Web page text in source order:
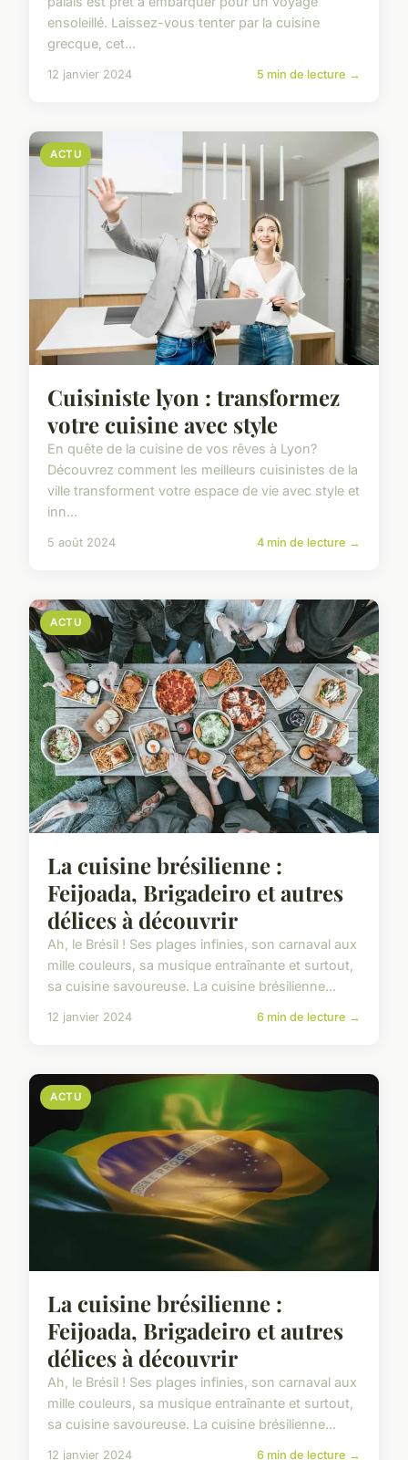
ensoleillé. Laissez-vous tenter par la cuisine
grecque, cet...
12 janvier 2024 5 min de lecture →
ACTU
Cuisiniste lyon : transformez
votre cuisine avec style
En quête de la cuisine de vos rêves à Lyon?
Découvrez comment les meilleurs cuisinistes de la
ville transforment votre espace de vie avec style et
inn...
5 août 2024 4 min de lecture →
ACTU
La cuisine brésilienne :
Feijoada, Brigadeiro et autres
délices à découvrir
Ah, le Brésil ! Ses plages infinies, son carnaval aux
mille couleurs, sa musique entraînante et surtout,
sa cuisine savoureuse. La cuisine brésilienne...
12 janvier 2024 6 min de lecture →
ACTU
La cuisine brésilienne :
Feijoada, Brigadeiro et autres
délices à découvrir
Ah, le Brésil ! Ses plages infinies, son carnaval aux
mille couleurs, sa musique entraînante et surtout,
sa cuisine savoureuse. La cuisine brésilienne...
12 janvier 2024 6 min de lecture →